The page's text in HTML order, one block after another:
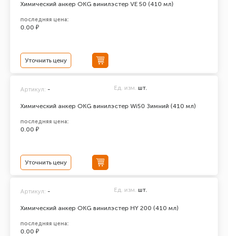
Химический анкер ОКG винилэстер VE 50 (410 мл)
последняя цена:
0.00 ₽
Уточнить цену
Химический анкер ОКG винилэстер Wi50 Зимний (410 мл)
Артикул: - Ед. изм. шт.
последняя цена:
0.00 ₽
Уточнить цену
Химический анкер ОКG винилэстер HY 200 (410 мл)
Артикул: - Ед. изм. шт.
последняя цена:
0.00 ₽